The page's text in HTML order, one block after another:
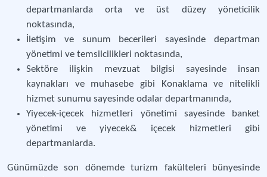
departmanlarda orta ve üst düzey yöneticilik
noktasında,
İletişim ve sunum becerileri sayesinde departman
yönetimi ve temsilcilikleri noktasında,
Sektöre ilişkin mevzuat bilgisi sayesinde insan
kaynakları ve muhasebe gibi Konaklama ve nitelikli
hizmet sunumu sayesinde odalar departmanında,
Yiyecek-içecek hizmetleri yönetimi sayesinde banket
yönetimi ve yiyecek& içecek hizmetleri gibi
departmanlarda.
Günümüzde son dönemde turizm fakülteleri bünyesinde